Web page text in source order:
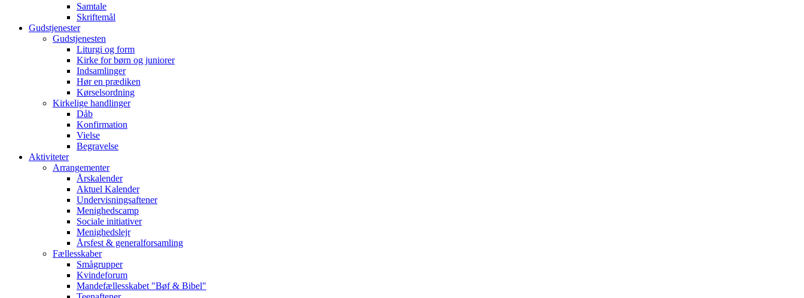
Samtale
Skriftemål
Gudstjenester
Gudstjenesten
Liturgi og form
Kirke for børn og juniorer
Indsamlinger
Hør en prædiken
Kørselsordning
Kirkelige handlinger
Dåb
Konfirmation
Vielse
Begravelse
Aktiviteter
Arrangementer
Årskalender
Aktuel Kalender
Undervisningsaftener
Menighedscamp
Sociale initiativer
Menighedslejr
Årsfest & generalforsamling
Fællesskaber
Smågrupper
Kvindeforum
Mandefællesskabet "Bøf & Bibel"